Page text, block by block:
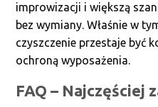
improwizacji i większą
bez wymiany. Właśnie w
czyszczenie przestaje być
ochroną wyposażenia.
FAQ – Najczęściej